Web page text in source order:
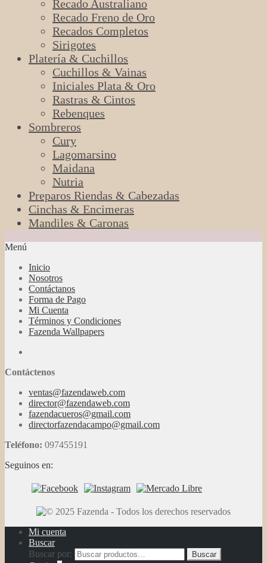
Recado Australiano
Recado Freno de Oro
Recados Completos
Sirigotes
Platería & Cuchillos
Cuchillos & Vainas
Iniciales Plata & Oro
Rastras & Cintos
Rebenques
Sombreros
Cury
Lagomarsino
Maidana
Nutria
Preparos Riendas & Cabezadas
Cinchas & Encimeras
Mandiles & Caronas
Menú
Inicio
Nosotros
Contáctanos
Forma de Pago
Mi Cuenta
Términos y Condiciones
Fazenda Wallpapers
Contáctenos
ventas@fazendaweb.com
director@fazendaweb.com
fazendacueros@gmail.com
directorfazendacampo@gmail.com
Teléfono: 097455191
Seguinos en:
Mi cuenta
Buscar
Buscar por:
Buscar